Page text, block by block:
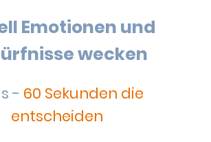
Emotionen und
wecken
- 60 Sekunden die
entscheiden